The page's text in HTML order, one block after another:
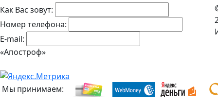
Как Вас зовут:
Номер телефона:
E-mail:
«Апостроф»
Мы принимаем: